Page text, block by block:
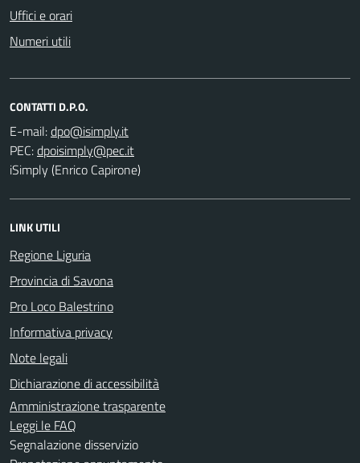
Uffici e orari
Numeri utili
CONTATTI D.P.O.
E-mail:
PEC:
iSimply (Enrico Capirone)
LINK UTILI
Regione Liguria
Provincia di Savona
Pro Loco Balestrino
Informativa privacy
Note legali
Dichiarazione di accessibilità
Amministrazione trasparente
Leggi le FAQ
Segnalazione disservizio